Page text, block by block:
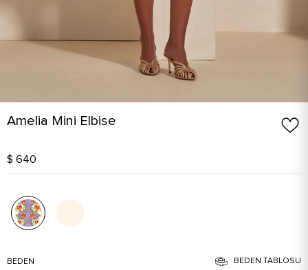
Amelia Mini Elbise
$ 640
BEDEN BEDEN TABLOSU